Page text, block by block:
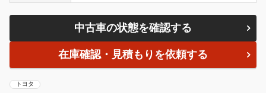
中古車の状態を確認する
在庫確認・見積もりを依頼する
トヨタ